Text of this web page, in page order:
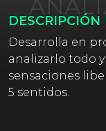
DESCRIPCIÓN
Desarrolla en
analizarlo todo
sensaciones
5 sentidos.